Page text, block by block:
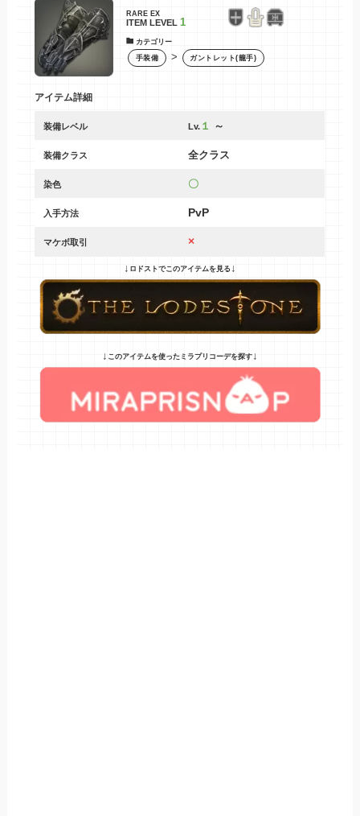
RARE EX
ITEM LEVEL 1
カテゴリー
手装備 > ガントレット(籠手)
アイテム詳細
装備レベル Lv.１ ～
装備クラス 全クラス
染色 〇
入手方法 PvP
マケボ取引 ×
↓ ロドストでこのアイテムを見る ↓
↓ このアイテムを使ったミラプリコーデを探す↓